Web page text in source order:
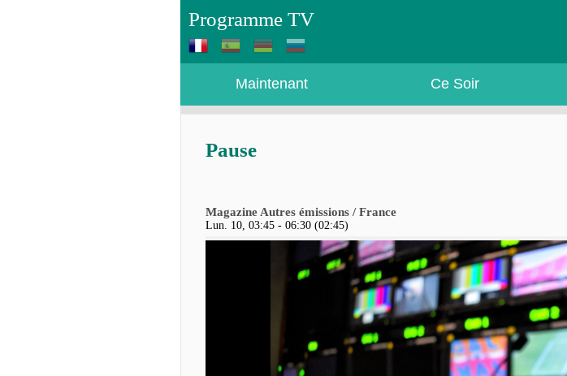
Programme TV
Maintenant Ce Soir
Pause
Magazine Autres émissions / France
Lun. 10, 03:45 - 06:30 (02:45)